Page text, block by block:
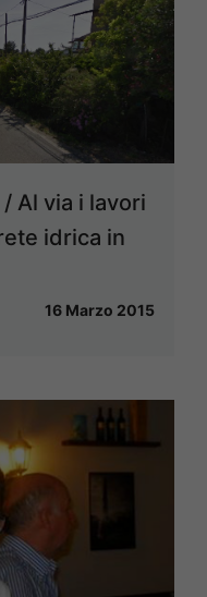
Al via i lavori
idrica in
16 Marzo 2015